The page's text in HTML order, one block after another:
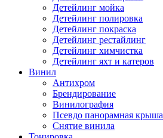
Детейлинг мойка
Детейлинг полировка
Детейлинг покраска
Детейлинг рестайлинг
Детейлинг химчистка
Детейлинг яхт и катеров
Винил
Антихром
Брендирование
Винилография
Псевдо панорамная крыша
Снятие винила